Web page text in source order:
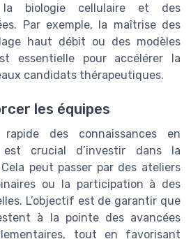
la biologie cellulaire et des
Par exemple, la maîtrise des
haut débit ou des modèles
essentielle pour accélérer la
candidats thérapeutiques.
les équipes
des connaissances en
est crucial d’investir dans la
peut passer par des ateliers
ou la participation à des
L’objectif est de garantir que
à la pointe des avancées
tout en favorisant